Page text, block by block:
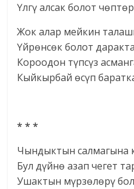
Үлгү алсак болот
Жок алар мейкин
Үйрөнсөк болот
Короодон түпсүз
Кыйкырбай өсүп
* * *
Чындыктын салмагына
Бул дүйнө азап чегет
Ушактын мүрзөлөрү